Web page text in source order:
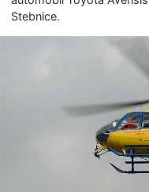
Stebnice.